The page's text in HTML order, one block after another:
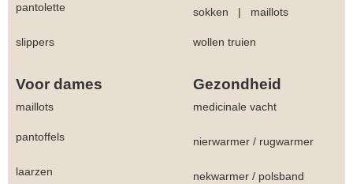
pantolette sokken | maillots
slippers wollen truien
Voor dames Gezondheid
maillots medicinale vacht
pantoffels nierwarmer / rugwarmer
laarzen nekwarmer / polsband